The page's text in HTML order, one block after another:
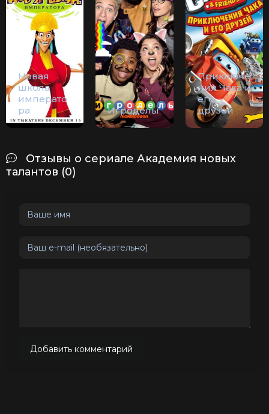
Новая
школа
императо
ра
Игроделы
Приключе
ния Чака и
его
друзей
Отзывы о сериале Академия новых
талантов (0)
Добавить комментарий